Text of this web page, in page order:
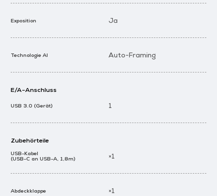
Exposition Ja
Technologie AI Auto-Framing
E/A-Anschluss
USB 3.0 (Gerät) 1
Zubehörteile
USB-Kabel
(USB-C an USB-A, 1,8m)
×1
Abdeckklappe ×1